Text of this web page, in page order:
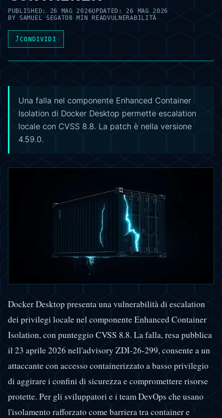
PUBLISHED:26 MAG 2026UPDATED: 26 MAG 2026
BYSAMUEL SEGATO8 MIN READVULNERABILITÀ
⤴CONDIVIDI
Una falla nel componente Enhanced Container
Isolation di Docker Desktop permette escalation
locale con CVSS 8.8. La patch è nella versione
4.59.0.
Docker Desktop presenta una vulnerabilità di escalation
dei privilegi locale nel componente Enhanced Container
Isolation, con punteggio CVSS 8.8. La falla, resa pubblica
il 23 aprile 2026 nell'advisory ZDI-26-299, consente a un
attaccante con accesso containerizzato a basso privilegio
di aggirare i confini di sicurezza e compromettere risorse
protette. Per gli sviluppatori e i team DevOps che usano
l'isolamento rafforzato come barriera tra container e